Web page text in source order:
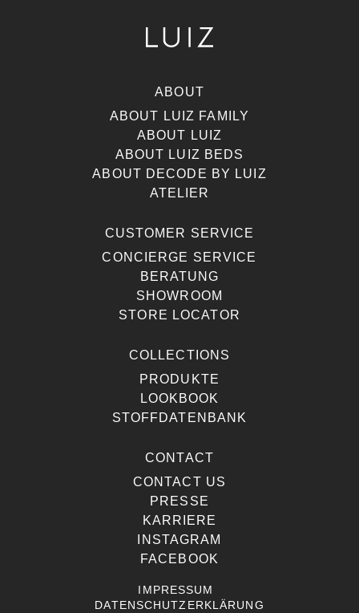
ABOUT
ABOUT LUIZ FAMILY
ABOUT LUIZ
ABOUT LUIZ BEDS
ABOUT DECODE BY LUIZ
ATELIER
CUSTOMER SERVICE
CONCIERGE SERVICE
BERATUNG
SHOWROOM
STORE LOCATOR
COLLECTIONS
PRODUKTE
LOOKBOOK
STOFFDATENBANK
CONTACT
CONTACT US
PRESSE
KARRIERE
INSTAGRAM
FACEBOOK
IMPRESSUM
DATENSCHUTZERKLÄRUNG